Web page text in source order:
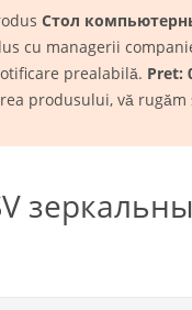
Стол
cu managerii
prealabilă. Pret:
produsului, vă rugăm